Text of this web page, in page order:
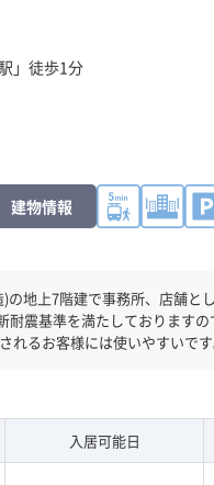
」徒歩1分
建物情報
建で事務所、店舗として使用可能です。
耐震基準を満たしております
れるお客様には使いやすいです
入居可能日